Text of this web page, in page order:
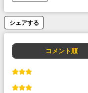
シェアする
コメント順